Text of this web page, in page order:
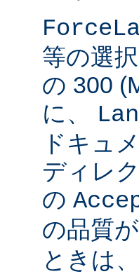
等の選
の 300
に、
ドキュ
ディレ
の
の品質
ときは